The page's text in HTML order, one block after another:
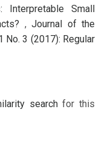
Interpretable Small
, Journal of the
No. 3 (2017): Regular
searchfor this